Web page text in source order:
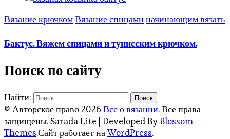
Вязание крючкомВязание спицами начинающим вязать
Бактус. Вяжем спицами и тунисским крючком.
Поиск по сайту
Найти:
© Авторское право 2026 Все о вязании. Все права
защищены.Sarada Lite | Developed ByBlossom
Themes.Сайт работает наWordPress.